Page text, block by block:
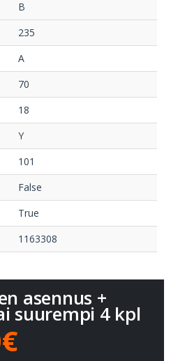
B
235
A
70
18
Y
101
False
True
1163308
asennus +
suurempi 4 kpl